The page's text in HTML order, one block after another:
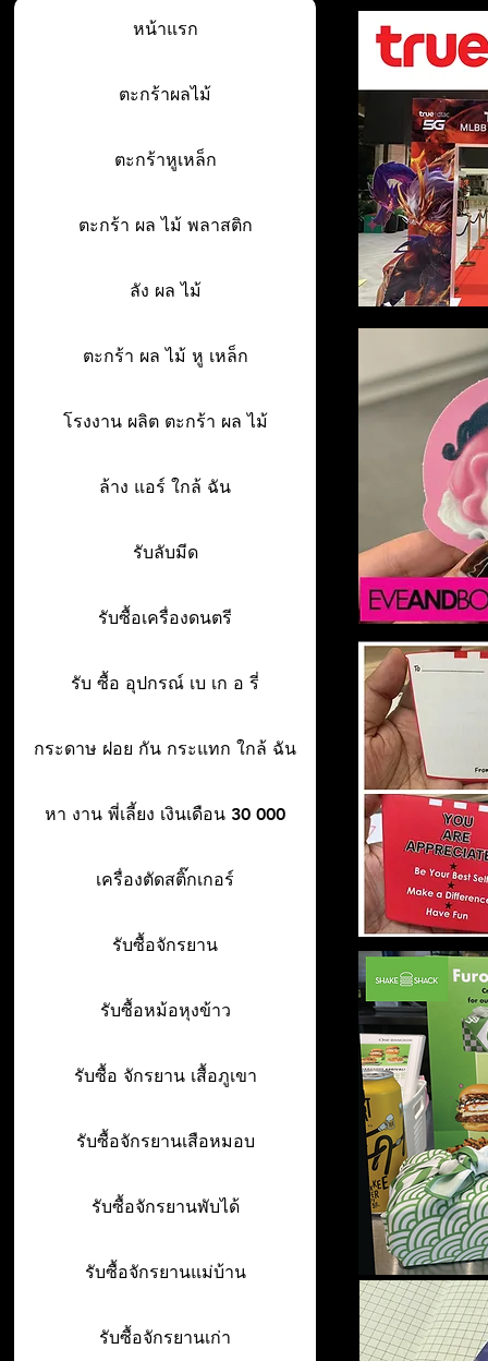
หน้าแรก
ตะกร้าผลไม้
ตะกร้าหูเหล็ก
ตะกร้า ผล ไม้ พลาสติก
ลัง ผล ไม้
ตะกร้า ผล ไม้ หู เหล็ก
โรงงาน ผลิต ตะกร้า ผล ไม้
ล้าง แอร์ ใกล้ ฉัน
รับลับมีด
รับซื้อเครื่องดนตรี
รับ ซื้อ อุปกรณ์ เบ เก อ รี่
กระดาษ ฝอย กัน กระแทก ใกล้ ฉัน
หา งาน พี่เลี้ยง เงินเดือน 30 000
เครื่องตัดสติ๊กเกอร์
รับซื้อจักรยาน
รับซื้อหม้อหุงข้าว
รับซื้อ จักรยาน เสื้อภูเขา
รับซื้อจักรยานเสือหมอบ
รับซื้อจักรยานพับได้
รับซื้อจักรยานแม่บ้าน
รับซื้อจักรยานเก่า